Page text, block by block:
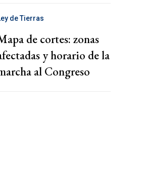
de Tierras
de cortes: zonas
y horario de la
al Congreso